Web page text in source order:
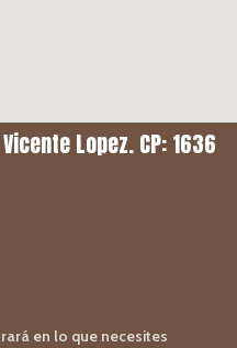
Lopez. CP: 1636
en lo que necesites